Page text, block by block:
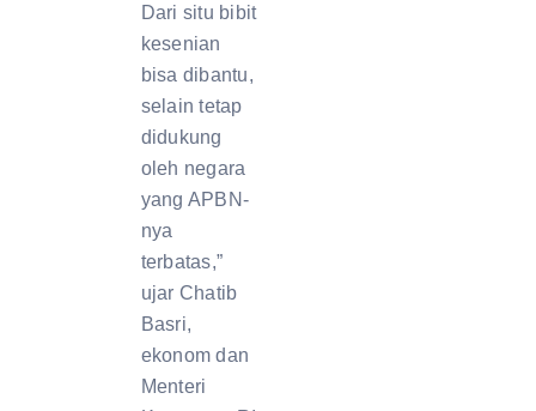
Dari situ bibit
kesenian
bisa dibantu,
selain tetap
didukung
oleh negara
yang APBN-
nya
terbatas,”
ujar Chatib
Basri,
ekonom dan
Menteri